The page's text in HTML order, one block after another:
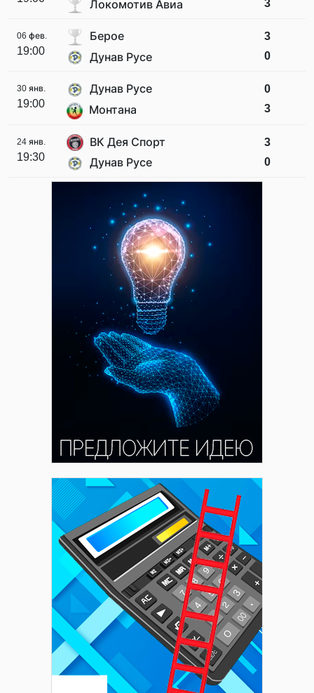
Локомотив Авиа
06 фев.
19:00
Берое
Дунав Русе
3
0
30 янв.
19:00
Дунав Русе
Монтана
0
3
24 янв.
19:30
ВК Дея Спорт
Дунав Русе
3
0